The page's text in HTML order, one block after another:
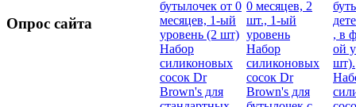
Опрос сайта
Набор
силиконовых
сосок Dr
Brown's для
Набор
силиконовых
сосок Dr
Brown's для